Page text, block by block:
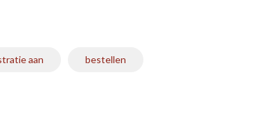
aan bestellen